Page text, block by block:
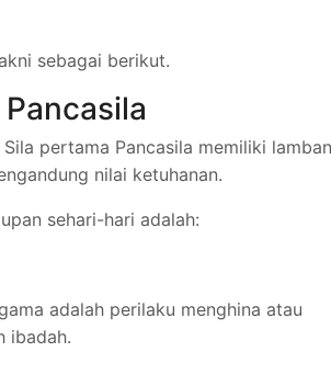
sebagai berikut.
pertama Pancasila memiliki
nilai ketuhanan.
sehari-hari adalah:
adalah perilaku menghina atau
ibadah.